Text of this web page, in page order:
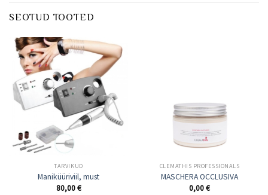
SEOTUD TOOTED
TARVIKUD
Maniküüriviil, must
80,00€
CLEMATHIS PROFESSIONALS
MASCHERA OCCLUSIVA
0,00€